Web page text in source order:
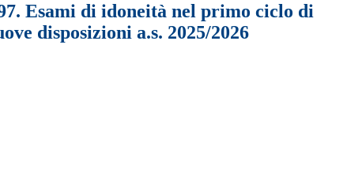
Esami di idoneità nel primo ciclo di
disposizioni a.s. 2025/2026